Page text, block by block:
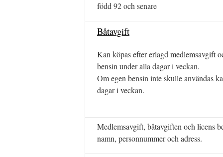
född 92 och senare
Båtavgift
Kan köpas efter erlagd medlemsavgift
bensin under alla dagar i veckan.
Om egen bensin inte skulle användas
dagar i veckan.
Medlemsavgift, båtavgiften och licens
namn, personnummer och adress.